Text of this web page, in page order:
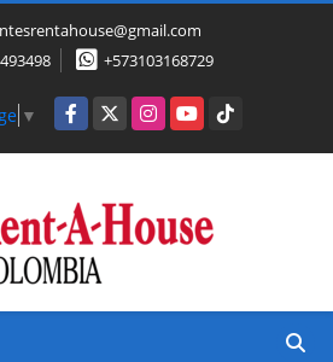
+573103168729
▼ Facebook
X InstagramYouTubeTikTok